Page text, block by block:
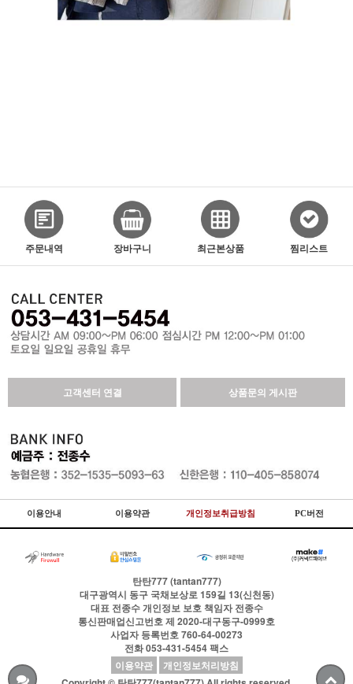
주문내역 장바구니 최근본상품 찜리스트
고객센터 연결 상품문의 게시판
이용안내 이용약관 개인정보취급방침 PC버전
탄탄777 (tantan777)
대구광역시 동구 국채보상로 159길 13(신천동)
대표전종수개인정보 보호 책임자전종수
통신판매업신고번호제 2020-대구동구-0999호
사업자 등록번호760-64-00273
전화053-431-5454팩스
이용약관
개인정보처리방침